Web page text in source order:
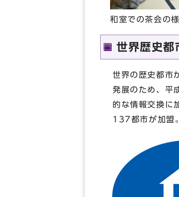
和室での茶会の
世界歴史都
世界の歴史都市
発展のため、平
的な情報交換に
137都市が加盟